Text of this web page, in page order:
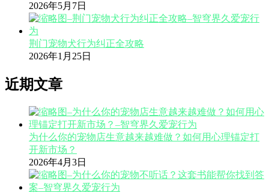
2026年5月7日
荆门宠物犬行为纠正全攻略
2026年1月25日
近期文章
为什么你的宠物店生意越来越难做？如何用心理锚定打
开新市场？
2026年4月3日